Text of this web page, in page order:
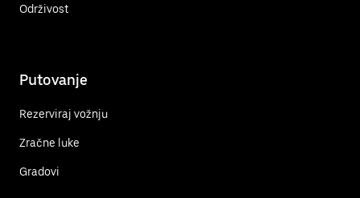
Održivost
Putovanje
Rezerviraj vožnju
Zračne luke
Gradovi